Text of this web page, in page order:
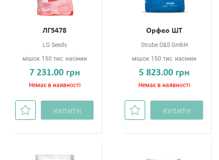
ЛГ5478
LG Seeds
мішок 150 тис. насінин
7 231.00 грн
Немає в наявності
КУПИТИ
Орфео ШТ
Strube D&S GmbH
мішок 150 тис. насінин
5 823.00 грн
Немає в наявності
КУПИТИ